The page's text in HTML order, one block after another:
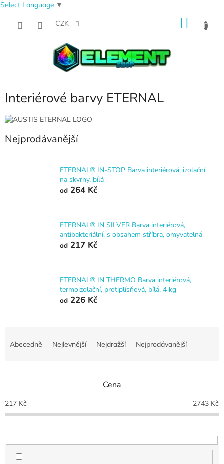
Select Language ▼
CZK
Interiérové barvy ETERNAL
Nejprodávanější
ETERNAL® IN-STOP Barva interiérová, izolační
na skvrny, bílá
od 264 Kč
ETERNAL® IN SILVER Barva interiérová,
antibakteriální, s obsahem stříbra, omyvatelná
od 217 Kč
ETERNAL® IN THERMO Barva interiérová,
termoizolační, protiplísňová, bílá, 4 kg
od 226 Kč
p
r
o
u
Abecedně Nejlevnější Nejdražší Nejprodávanější
Cena
217 Kč 2743 Kč